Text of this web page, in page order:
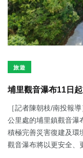
旅遊
埔里觀音瀑布11日
［記者陳朝枝/南投報
公里處的埔里鎮觀音瀑
積極完善災害復建及環
觀音瀑布將以更安全、